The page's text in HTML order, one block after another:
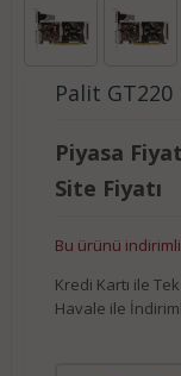
Palit GT220
Piyasa
Site Fiyatı
Bu ürünü
Kredi Kartı ile
Havale ile